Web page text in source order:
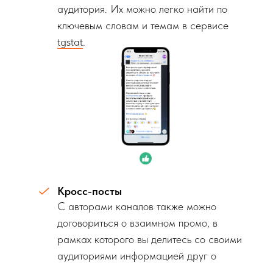
аудитория. Их можно легко найти по
ключевым словам и темам в сервисе
tgstat
Кросс-посты
С авторами каналов также можно
договориться о взаимном промо, в
рамках которого вы делитесь со своими
аудиториями информацией друг о